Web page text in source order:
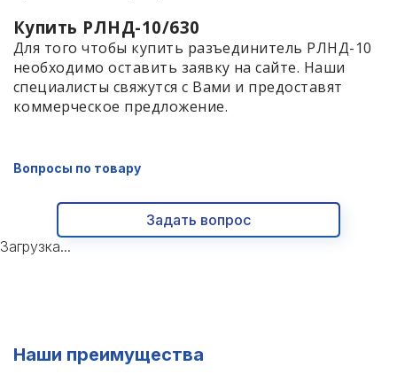
Купить РЛНД-10/630
Для того чтобы купить разъединитель РЛНД-10
необходимо оставить заявку на сайте. Наши
специалисты свяжутся с Вами и предоставят
коммерческое предложение.
Вопросы по товару
Задать вопрос
Загрузка...
Наши преимущества